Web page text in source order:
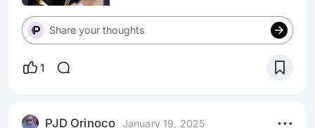
Share your thoughts
1
PJD Orinoco January 19, 2025